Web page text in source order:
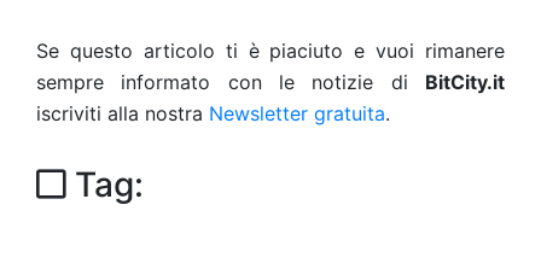
Se questo articolo ti è piaciuto e vuoi rimanere
sempre informato con le notizie di BitCity.it
iscriviti alla nostra Newsletter gratuita.
Tag: